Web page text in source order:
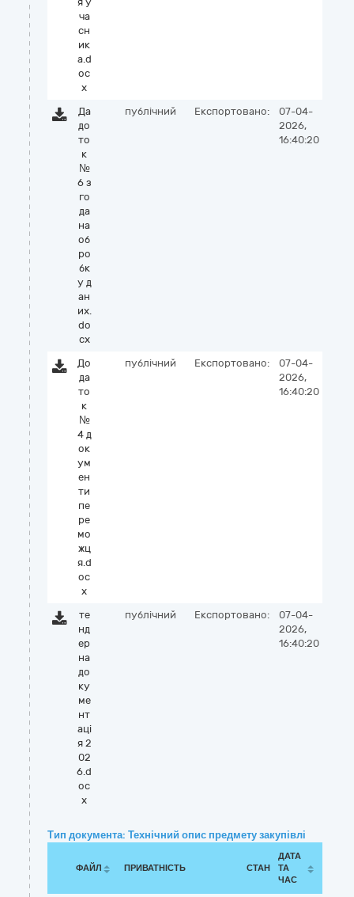
ча
сн
ик
а.d
oc
x
Да
до
то
к
№
6 з
го
да
на
об
ро
бк
у д
ан
их.
do
cx
публічний Експортовано:
07-04-
2026,
16:40:20
До
да
то
к
№
4 д
ок
ум
ен
ти
пе
ре
мо
жц
я.d
oc
x
публічний Експортовано:
07-04-
2026,
16:40:20
те
нд
ер
на
до
ку
ме
нт
аці
я 2
02
6.d
oc
x
публічний Експортовано:
07-04-
2026,
16:40:20
Тип документа: Технічний опис предмету закупівлі
ФАЙЛ ПРИВАТНІСТЬ СТАН
ДАТА
ТА
ЧАС